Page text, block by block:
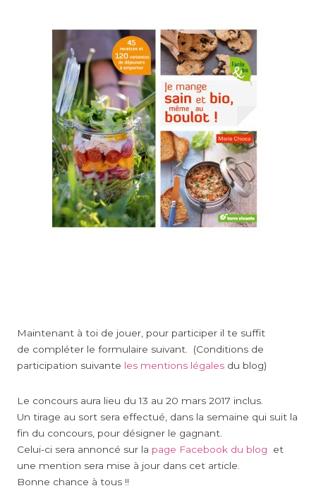
Maintenant à toi de jouer, pour participer il te suffit
de compléter le formulaire suivant. (Conditions de
participation suivante les mentions légales du blog)
Le concours aura lieu du 13 au 20 mars 2017 inclus.
Un tirage au sort sera effectué, dans la semaine qui suit la
fin du concours, pour désigner le gagnant.
Celui-ci sera annoncé sur la page Facebook du blog et
une mention sera mise à jour dans cet article.
Bonne chance à tous !!